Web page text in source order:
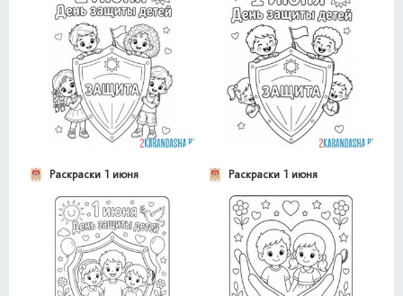
Раскраски 1 июня Раскраски 1 июня